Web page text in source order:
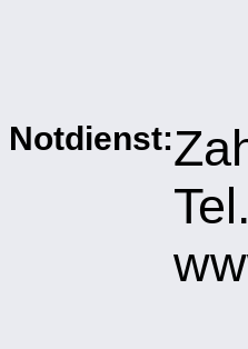
Notdienst: